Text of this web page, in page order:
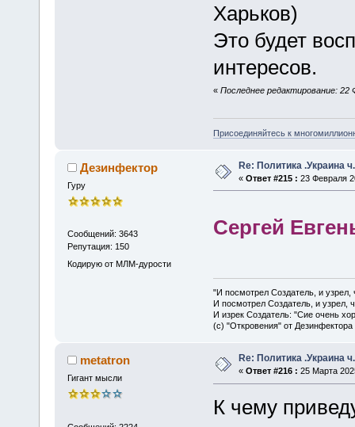
Харьков)
Это будет
интересов.
« Последнее редактирование: 22
Присоединяйтесь к
Дезинфектор
Гуру
Сообщений: 3643
Репутация: 150
Кодирую от МЛМ-дурости
Re: Политика .Украина
« Ответ #215 : 23 Февраля
Сергей
"И посмотрел Создатель, и
И посмотрел Создатель, и узрел,
И изрек Создатель: "Сие очень
(с) "Откровения" от Дезинфектора
metatron
Гигант мысли
Re: Политика .Украина
« Ответ #216 : 25 Марта
К чему